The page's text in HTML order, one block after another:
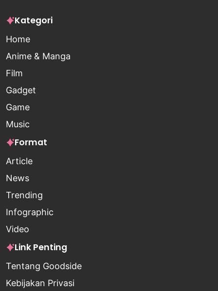
Kategori
Home
Anime & Manga
Film
Gadget
Game
Music
Format
Article
News
Trending
Infographic
Video
Link Penting
Tentang Goodside
Kebijakan Privasi